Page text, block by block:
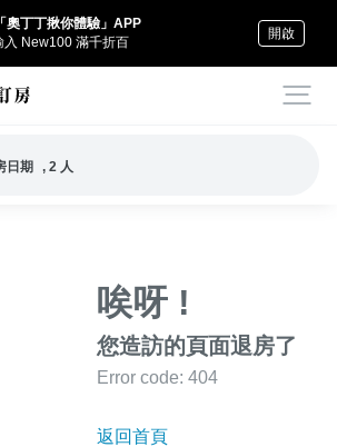
奧丁丁揪你體驗」APP
入 New100 滿千折百
開啟
日期 , 2 人
唉呀 !
您造訪的頁面退房了
Error code: 404
返回首頁